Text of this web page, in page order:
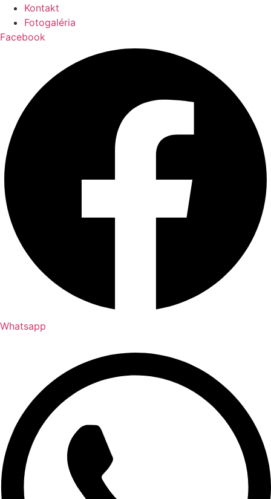
Kontakt
Fotogaléria
Facebook
Whatsapp